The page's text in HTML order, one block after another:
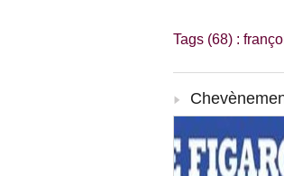
Tags (68) :